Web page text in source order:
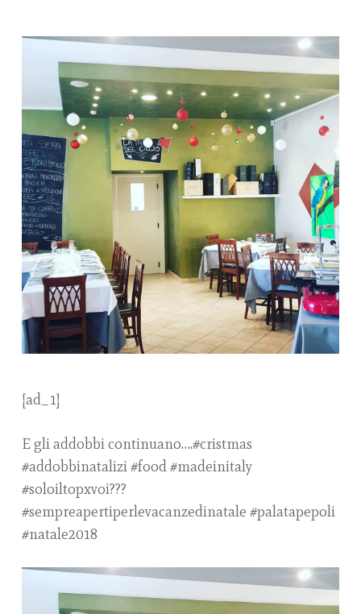
[ad_1]
E gli addobbi continuano….#cristmas
#addobbinatalizi #food #madeinitaly
#soloiltopxvoi???
#sempreapertiperlevacanzedinatale #palatapepoli
#natale2018